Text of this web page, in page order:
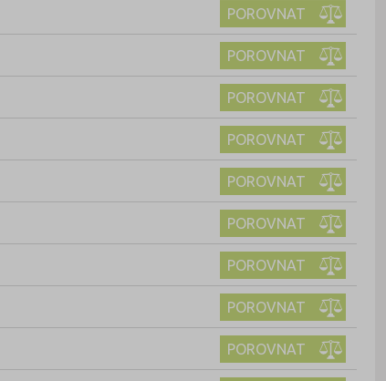
POROVNAT
POROVNAT
POROVNAT
POROVNAT
POROVNAT
POROVNAT
POROVNAT
POROVNAT
POROVNAT